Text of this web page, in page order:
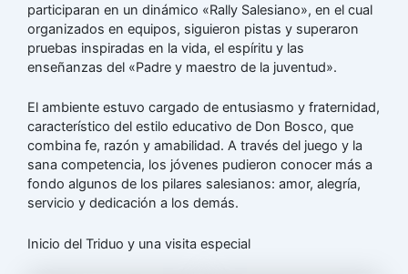
participaran en un dinámico «Rally Salesiano», en el cual
organizados en equipos, siguieron pistas y superaron
pruebas inspiradas en la vida, el espíritu y las
enseñanzas del «Padre y maestro de la juventud».
El ambiente estuvo cargado de entusiasmo y fraternidad,
característico del estilo educativo de Don Bosco, que
combina fe, razón y amabilidad. A través del juego y la
sana competencia, los jóvenes pudieron conocer más a
fondo algunos de los pilares salesianos: amor, alegría,
servicio y dedicación a los demás.
Inicio del Triduo y una visita especial